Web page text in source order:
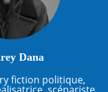
Dana
fiction politique,